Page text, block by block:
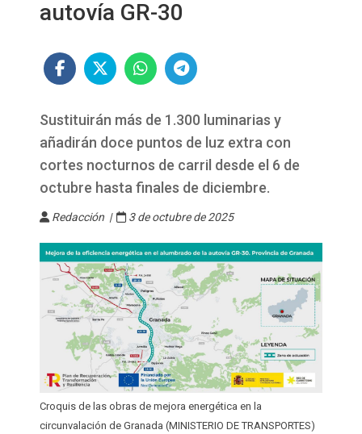
autovía GR-30
Sustituirán más de 1.300 luminarias y
añadirán doce puntos de luz extra con
cortes nocturnos de carril desde el 6 de
octubre hasta finales de diciembre.
Redacción | 3 de octubre de 2025
Croquis de las obras de mejora energética en la
circunvalación de Granada (MINISTERIO DE TRANSPORTES)